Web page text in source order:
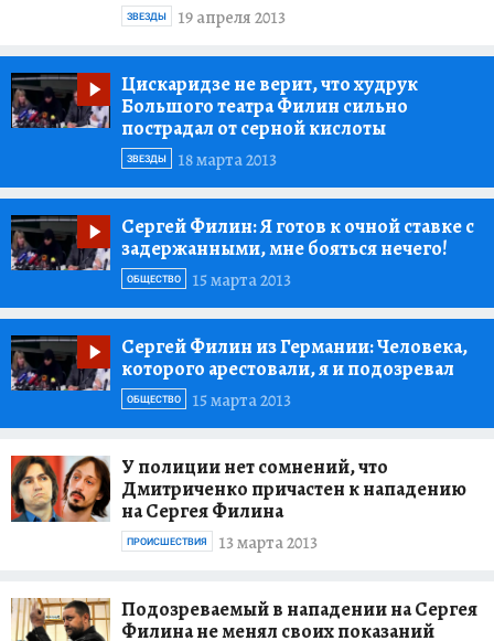
19 апреля 2013
ЗВЕЗДЫ
Цискаридзе не верит, что худрук
Большого театра Филин сильно
пострадал от серной кислоты
18 марта 2013
ЗВЕЗДЫ
Сергей Филин:Я готов к очной ставке с
задержанными, мне бояться нечего!
15 марта 2013
ОБЩЕСТВО
Сергей Филин из Германии:Человека,
которого арестовали, я и подозревал
15 марта 2013
ОБЩЕСТВО
У полиции нет сомнений, что
Дмитриченко причастен к нападению
на Сергея Филина
13 марта 2013
ПРОИСШЕСТВИЯ
Подозреваемый в нападении на Сергея
Филина не менял своих показаний